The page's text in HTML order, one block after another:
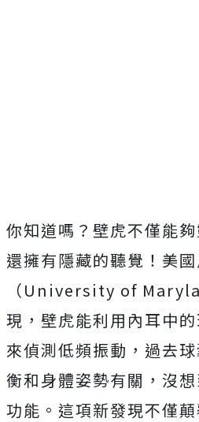
你知道嗎？壁虎不僅能
還擁有隱藏的聽覺！美
（University of
現，壁虎能利用內耳中
來偵測低頻振動，過去
衡和身體姿勢有關，沒
功能。 這項新發現不僅